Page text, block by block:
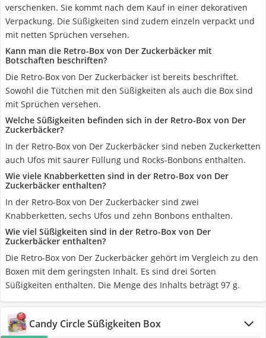
verschenken. Sie kommt nach dem Kauf in einer dekorativen
Verpackung. Die Süßigkeiten sind zudem einzeln verpackt und
mit netten Sprüchen versehen.
Kann man die Retro-Box von Der Zuckerbäcker mit
Botschaften beschriften?
Die Retro-Box von Der Zuckerbäcker ist bereits beschriftet.
Sowohl die Tütchen mit den Süßigkeiten als auch die Box sind
mit Sprüchen versehen.
Welche Süßigkeiten befinden sich in der Retro-Box von Der
Zuckerbäcker?
In der Retro-Box von Der Zuckerbäcker sind neben Zuckerketten
auch Ufos mit saurer Füllung und Rocks-Bonbons enthalten.
Wie viele Knabberketten sind in der Retro-Box von Der
Zuckerbäcker enthalten?
In der Retro-Box von Der Zuckerbäcker sind zwei
Knabberketten, sechs Ufos und zehn Bonbons enthalten.
Wie viel Süßigkeiten sind in der Retro-Box von Der
Zuckerbäcker enthalten?
Die Retro-Box von Der Zuckerbäcker gehört im Vergleich zu den
Boxen mit dem geringsten Inhalt. Es sind drei Sorten
Süßigkeiten enthalten. Die Menge des Inhalts beträgt 97 g.
Candy Circle Süßigkeiten Box